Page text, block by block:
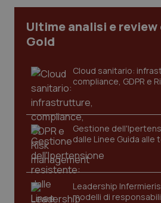
Ultime analisi e review
Gold
Cloud sanitario:
compliance, GDPR e
Gestione
dalle Linee Guida alle
Leadership
modelli di
incap_ses_537_2921979
__cf_bm